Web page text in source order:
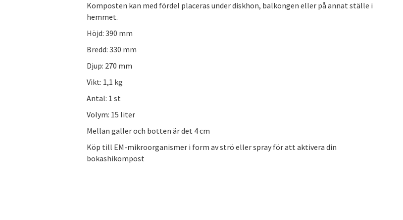
Komposten kan med fördel placeras under diskhon, balkongen eller på annat ställe i
hemmet.
Höjd: 390 mm
Bredd: 330 mm
Djup: 270 mm
Vikt: 1,1 kg
Antal: 1 st
Volym: 15 liter
Mellan galler och botten är det 4 cm
Köp till EM-mikroorganismer i form av strö eller spray för att aktivera din
bokashikompost